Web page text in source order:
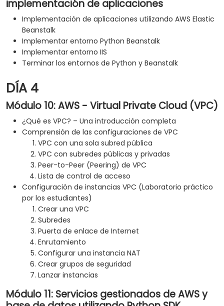
implementación de aplicaciones
Implementación de aplicaciones utilizando AWS Elastic
Beanstalk
Implementar entorno Python Beanstalk
Implementar entorno IIS
Terminar los entornos de Python y Beanstalk
DÍA 4
Módulo 10: AWS - Virtual Private Cloud (VPC)
¿Qué es VPC? – Una introducción completa
Comprensión de las configuraciones de VPC
VPC con una sola subred pública
VPC con subredes públicas y privadas
Peer-to-Peer (Peering) de VPC
Lista de control de acceso
Configuración de instancias VPC (Laboratorio práctico
por los estudiantes)
Crear una VPC
Subredes
Puerta de enlace de Internet
Enrutamiento
Configurar una instancia NAT
Crear grupos de seguridad
Lanzar instancias
Módulo 11: Servicios gestionados de AWS y